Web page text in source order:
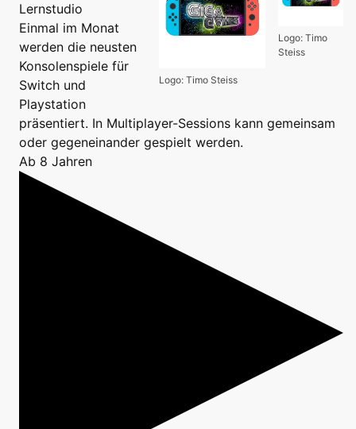
Logo: Timo
Steiss
Logo: Timo Steiss
Lernstudio
Einmal im Monat
werden die neusten
Konsolenspiele für
Switch und
Playstation
präsentiert. In Multiplayer-Sessions kann gemeinsam
oder gegeneinander gespielt werden.
Ab 8 Jahren